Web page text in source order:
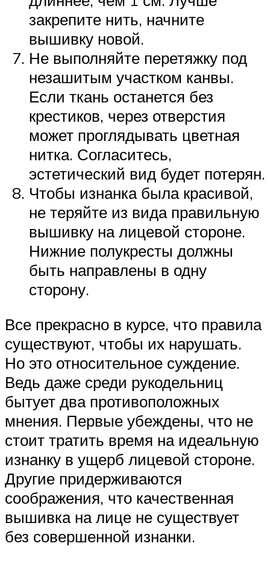
закрепите нить, начните
вышивку новой.
Не выполняйте перетяжку под
незашитым участком канвы.
Если ткань останется без
крестиков, через отверстия
может проглядывать цветная
нитка. Согласитесь,
эстетический вид будет потерян.
Чтобы изнанка была красивой,
не теряйте из вида правильную
вышивку на лицевой стороне.
Нижние полукресты должны
быть направлены в одну
сторону.
Все прекрасно в курсе, что правила
существуют, чтобы их нарушать.
Но это относительное суждение.
Ведь даже среди рукодельниц
бытует два противоположных
мнения. Первые убеждены, что не
стоит тратить время на идеальную
изнанку в ущерб лицевой стороне.
Другие придерживаются
соображения, что качественная
вышивка на лице не существует
без совершенной изнанки.